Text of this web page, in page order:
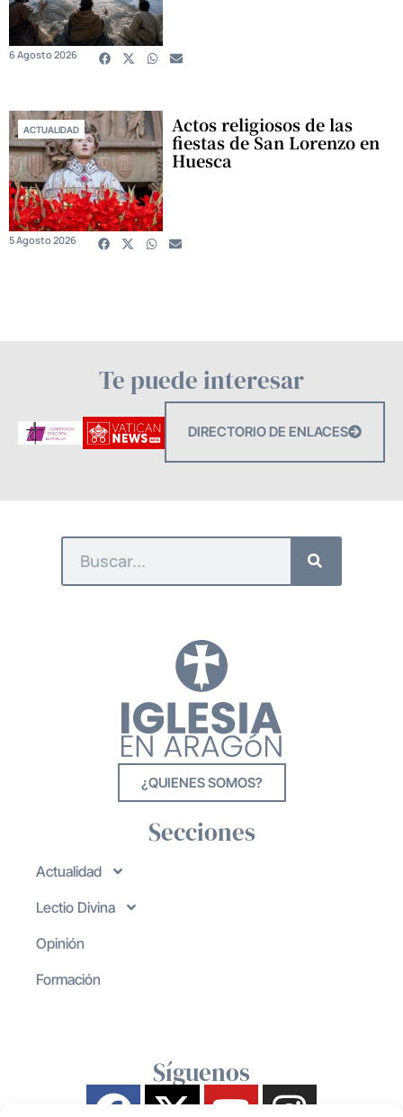
6 Agosto 2026
ACTUALIDAD Actos religiosos de las
fiestas de San Lorenzo en
Huesca
5 Agosto 2026
Te puede interesar
DIRECTORIO DE ENLACES
¿QUIENES SOMOS?
Secciones
Actualidad
Lectio Divina
Opinión
Formación
Síguenos